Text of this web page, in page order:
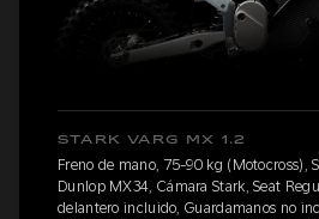
STARK VARG MX 1.2
Freno de mano, 75-90 kg (Motocross),
Dunlop MX34, Cámara Stark, Seat
delantero incluido, Guardamanos no